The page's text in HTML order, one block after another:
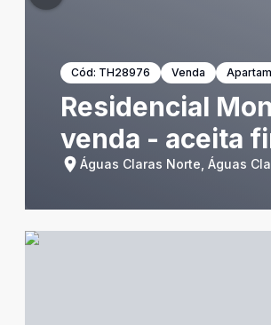
Cód: TH28976 Venda
Residencial
venda - aceita
Águas Claras Norte, Águas